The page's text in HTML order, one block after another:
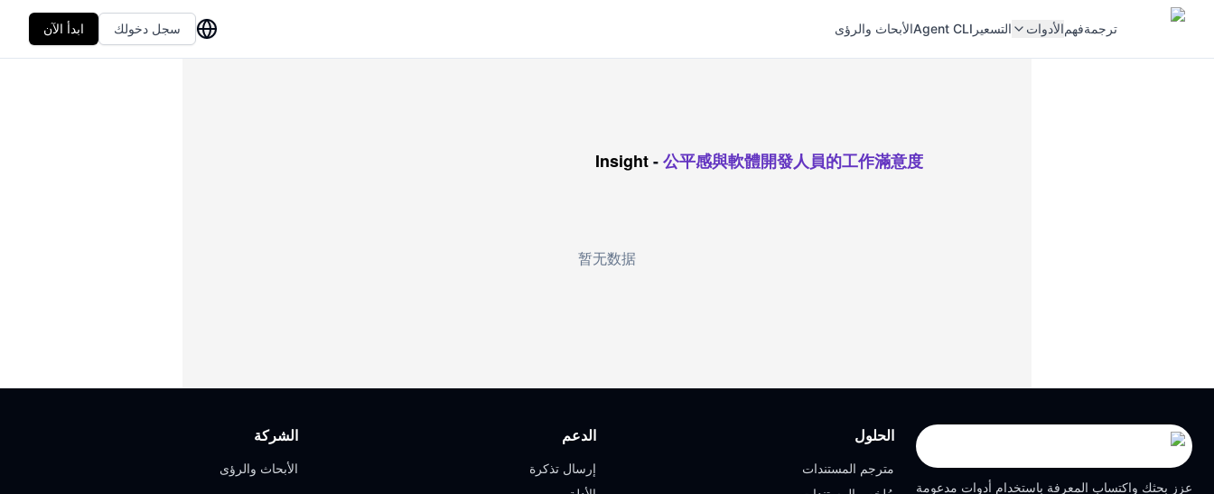
ترجمةفهمالأدوات التسعير Agent CLIالأبحاث والرؤى سجل دخولك ابدأ الآن
Insight-公平感與軟體開發人員的工作滿意度
暂无数据
عزز بحثك واكتساب المعرفة باستخدام أدوات مدعومة
الحلول
مترجم المستندات
الدعم
إرسال تذكرة
الشركة
الأبحاث والرؤى